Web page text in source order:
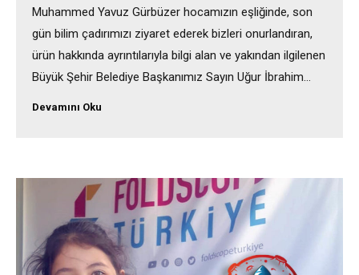
Muhammed Yavuz Gürbüzer hocamızın eşliğinde, son
gün bilim çadırımızı ziyaret ederek bizleri onurlandıran,
ürün hakkında ayrıntılarıyla bilgi alan ve yakından ilgilenen
Büyük Şehir Belediye Başkanımız Sayın Uğur İbrahim…
Devamını Oku